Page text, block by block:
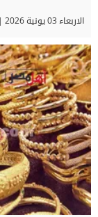
الاربعاء 03 يونية 2026 | 09:47 صباحاً